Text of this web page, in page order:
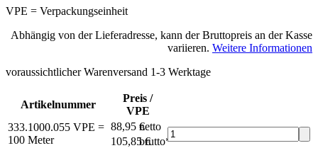
VPE = Verpackungseinheit
Abhängig von der Lieferadresse, kann der Bruttopreis an der Kasse
variieren. Weitere Informationen
voraussichtlicher Warenversand 1-3 Werktage
Artikelnummer
Preis /
VPE
333.1000.055 VPE =
100 Meter
88,95 €netto
105,85 €brutto*